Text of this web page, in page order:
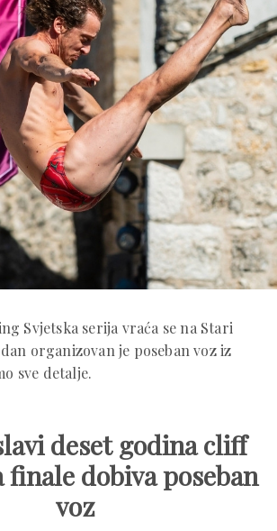
Svjetska serija vraća se na Stari
organizovan je poseban voz iz
sve detalje.
deset godina cliff
finale dobiva poseban
voz